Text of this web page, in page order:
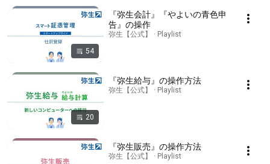
54
『弥生会計』『やよいの青色申
告』の操作
弥生【公式】 · Playlist
20
『弥生給与』の操作方法
弥生【公式】 · Playlist
『弥生販売』の操作方法
弥生【公式】 · Playlist